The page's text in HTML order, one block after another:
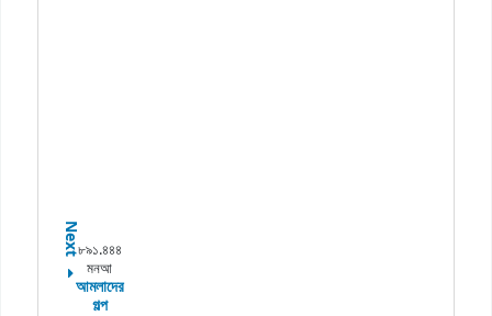
Next৮৯১.৪৪৪
মনআ
আমলাদের
গল্প